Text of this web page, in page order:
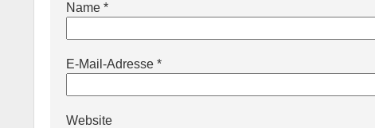
Name *
E-Mail-Adresse *
Website